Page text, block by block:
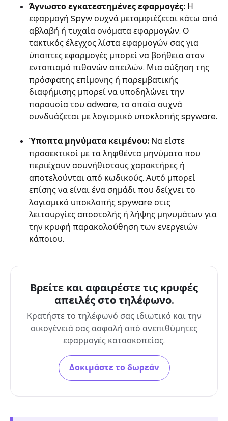
Άγνωστο εγκατεστημένες εφαρμογές: Η
εφαρμογή Spyw συχνά μεταμφιέζεται κάτω από
αβλαβή ή τυχαία ονόματα εφαρμογών. Ο
τακτικός έλεγχος λίστα εφαρμογών σας για
ύποπτες εφαρμογές μπορεί να βοήθεια στον
εντοπισμό πιθανών απειλών. Μια αύξηση της
πρόσφατης επίμονης ή παρεμβατικής
διαφήμισης μπορεί να υποδηλώνει την
παρουσία του adware, το οποίο συχνά
συνδυάζεται με λογισμικό υποκλοπής spyware.
Ύποπτα μηνύματα κειμένου: Να είστε
προσεκτικοί με τα ληφθέντα μηνύματα που
περιέχουν ασυνήθιστους χαρακτήρες ή
αποτελούνται από κωδικούς. Αυτό μπορεί
επίσης να είναι ένα σημάδι που δείχνει το
λογισμικό υποκλοπής spyware στις
λειτουργίες αποστολής ή λήψης μηνυμάτων για
την κρυφή παρακολούθηση των ενεργειών
κάποιου.
Βρείτε και αφαιρέστε τις κρυφές
απειλές στο τηλέφωνο.
Κρατήστε το τηλέφωνό σας ιδιωτικό και την
οικογένειά σας ασφαλή από ανεπιθύμητες
εφαρμογές κατασκοπείας.
Δοκιμάστε το δωρεάν